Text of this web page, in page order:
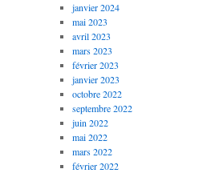
janvier 2024
mai 2023
avril 2023
mars 2023
février 2023
janvier 2023
octobre 2022
septembre 2022
juin 2022
mai 2022
mars 2022
février 2022